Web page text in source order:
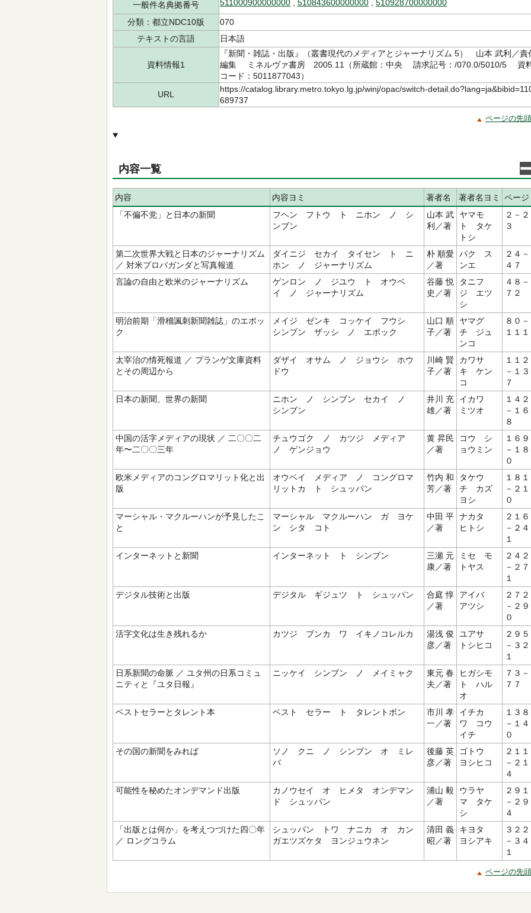
一般件名典拠番号
511000900000000 510843600000000 510928700000000
分類：都立NDC10版
070
テキストの言語
日本語
資料情報1
『新聞・雑誌・出版』（叢書現代のメディアとジャーナリズム 5） 山本 武利／責
編集 ミネルヴァ書房 2005.11（所蔵館：中央 請求記号：/070.0/5010/5 資
コード：5011877043）
URL
https://catalog.library.metro.tokyo.lg.jp/winj/opac/switch-
689737
ページの先
内容一覧
内容 内容ヨミ 著者名 著者名ヨミ
ページ
「不偏不党」と日本の新聞
フヘン フトウ ト ニホン ノ シ
ンブン
山本 武
利／著
ヤマモ
ト タケ
トシ
２－２
３
第二次世界大戦と日本のジャーナリズム
／ 対米プロパガンダと写真報道
ダイニジ セカイ タイセン ト ニ
ホン ノ ジャーナリズム
朴 順愛
／著
パク ス
ンエ
２４－
４７
言論の自由と欧米のジャーナリズム
ゲンロン ノ ジユウ ト オウベ
イ ノ ジャーナリズム
谷藤 悦
史／著
タニフ
ジ エツ
シ
４８－
７２
明治前期「滑稽諷刺新聞雑誌」のエポッ
ク
メイジ ゼンキ コッケイ フウシ
シンブン ザッシ ノ エポック
山口 順
子／著
ヤマグ
チ ジュ
ンコ
８０－
１１１
太宰治の情死報道 ／ プランゲ文庫資料
とその周辺から
ダザイ オサム ノ ジョウシ ホウ
ドウ
川崎 賢
子／著
カワサ
キ ケン
コ
１１２
－１３
７
日本の新聞、世界の新聞
ニホン ノ シンブン セカイ ノ
シンブン
井川 充
雄／著
イカワ
ミツオ
１４２
－１６
８
中国の活字メディアの現状 ／ 二〇〇二
年〜二〇〇三年
チュウゴク ノ カツジ メディア
ノ ゲンジョウ
黄 昇民
／著
コウ シ
ョウミン
１６９
－１８
０
欧米メディアのコングロマリット化と出
版
オウベイ メディア ノ コングロマ
リットカ ト シュッパン
竹内 和
芳／著
タケウ
チ カズ
ヨシ
１８１
－２１
０
マーシャル・マクルーハンが予見したこ
と
マーシャル マクルーハン ガ ヨケ
ン シタ コト
中田 平
／著
ナカタ
ヒトシ
２１６
－２４
１
インターネットと新聞
インターネット ト シンブン
三瀬 元
康／著
ミセ モ
トヤス
２４２
－２７
１
デジタル技術と出版
デジタル ギジュツ ト シュッパン
合庭 惇
／著
アイバ
アツシ
２７２
－２９
０
活字文化は生き残れるか
カツジ ブンカ ワ イキノコレルカ
湯浅 俊
彦／著
ユアサ
トシヒコ
２９５
－３２
１
日系新聞の命脈 ／ ユタ州の日系コミュ
ニティと『ユタ日報』
ニッケイ シンブン ノ メイミャク
東元 春
夫／著
ヒガシモ
ト ハル
オ
７３－
７７
ベストセラーとタレント本 ベスト セラー ト タレントボン
市川 孝
一／著
イチカ
ワ コウ
イチ
１３８
－１４
０
その国の新聞をみれば
ソノ クニ ノ シンブン オ ミレ
バ
後藤 英
彦／著
ゴトウ
ヨシヒコ
２１１
－２１
４
可能性を秘めたオンデマンド出版
カノウセイ オ ヒメタ オンデマン
ド シュッパン
浦山 毅
／著
ウラヤ
マ タケ
シ
２９１
－２９
４
「出版とは何か」を考えつづけた四〇年
／ ロングコラム
シュッパン トワ ナニカ オ カン
ガエツズケタ ヨンジュウネン
清田 義
昭／著
キヨタ
ヨシアキ
３２２
－３４
１
ページの先